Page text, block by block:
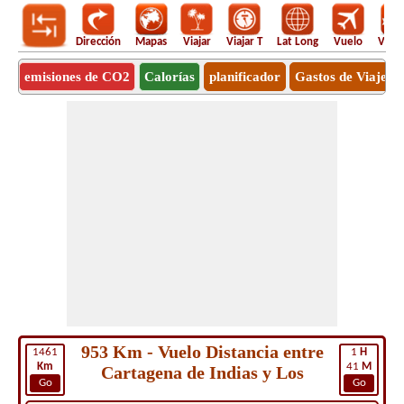
Dirección Mapas Viajar Viajar T Lat Long Vuelo
emisiones de CO2 Calorías planificador Gastos de Viaje
1461
Km
Go
1 H
41 M
Go
953 Km - Vuelo Distancia entre
Cartagena de Indias y Los